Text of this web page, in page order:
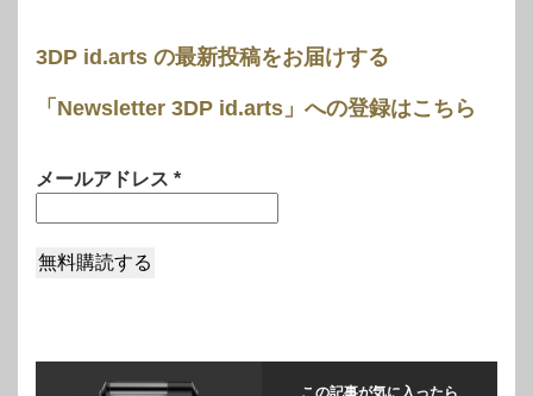
3DP id.arts の最新投稿をお届けする
「Newsletter 3DP id.arts」への登録はこちら
メールアドレス *
この記事が気に入ったら